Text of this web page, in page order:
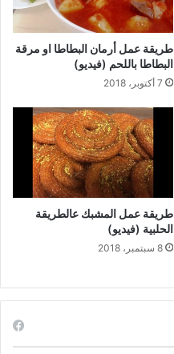
طريقة عمل أرمان البطاطا او مرقة
البطاطا باللحم (فيديو)
7 أكتوبر، 2018
طريقة عمل المشبك عالطريقة
الحلبية (فيديو)
8 سبتمبر، 2018